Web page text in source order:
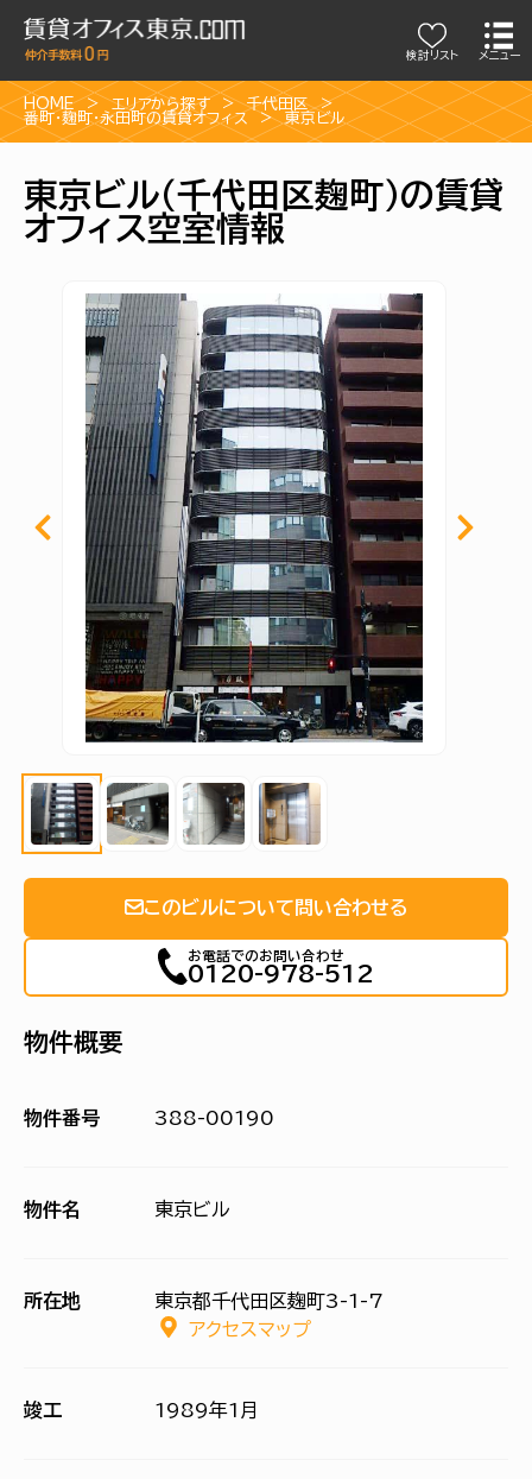
検討リスト メニュー
HOME エリアから探す
千代田区
番町・麹町・永田町の賃貸オフィス
東京ビル
東京ビル（千代田区麹町）の賃貸
オフィス空室情報
このビルについて問い合わせる
お電話でのお問い合わせ
0120-978-512
物件概要
物件番号 388-00190
物件名 東京ビル
所在地
東京都千代田区麹町3-1-7
アクセスマップ
竣工 1989年1月